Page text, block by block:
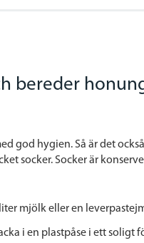
bereder
god hygien. Så är det
socker. Socker är
mjölk eller en
i en plastpåse i ett soligt